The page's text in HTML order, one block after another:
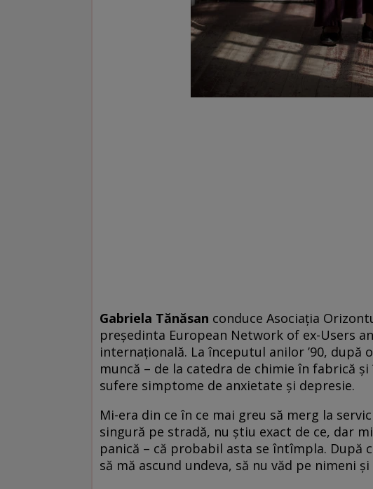
Gabriela Tănăsan conduce Asociaţia
preşedinta European Network of ex-Users
internaţională. La începutul anilor ’90,
muncă – de la catedra de chimie în fabrică
sufere simptome de anxietate şi depresie.
Mi-era din ce în ce mai greu să merg la
singură pe stradă, nu ştiu exact de ce, dar
panică – că probabil asta se întîmpla.
să mă ascund undeva, să nu văd pe nimeni